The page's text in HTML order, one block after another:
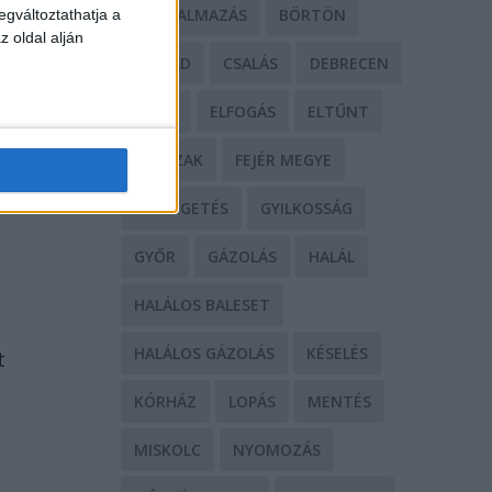
a
oldal alján
BÁNTALMAZÁS BÖRTÖN
CSALÁD CSALÁS DEBRECEN
ELFOGÁS ELTŰNT
ERŐSZAK FEJÉR MEGYE
FENYEGETÉS GYILKOSSÁG
GYŐR GÁZOLÁS HALÁL
HALÁLOS BALESET
HALÁLOS GÁZOLÁS KÉSELÉS
KÓRHÁZ LOPÁS MENTÉS
MISKOLC NYOMOZÁS